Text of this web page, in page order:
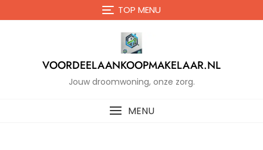
de
TOP MENU
VOORDEELAANKOOPMAKELAAR.NL
Jouw droomwoning, onze zorg.
MENU